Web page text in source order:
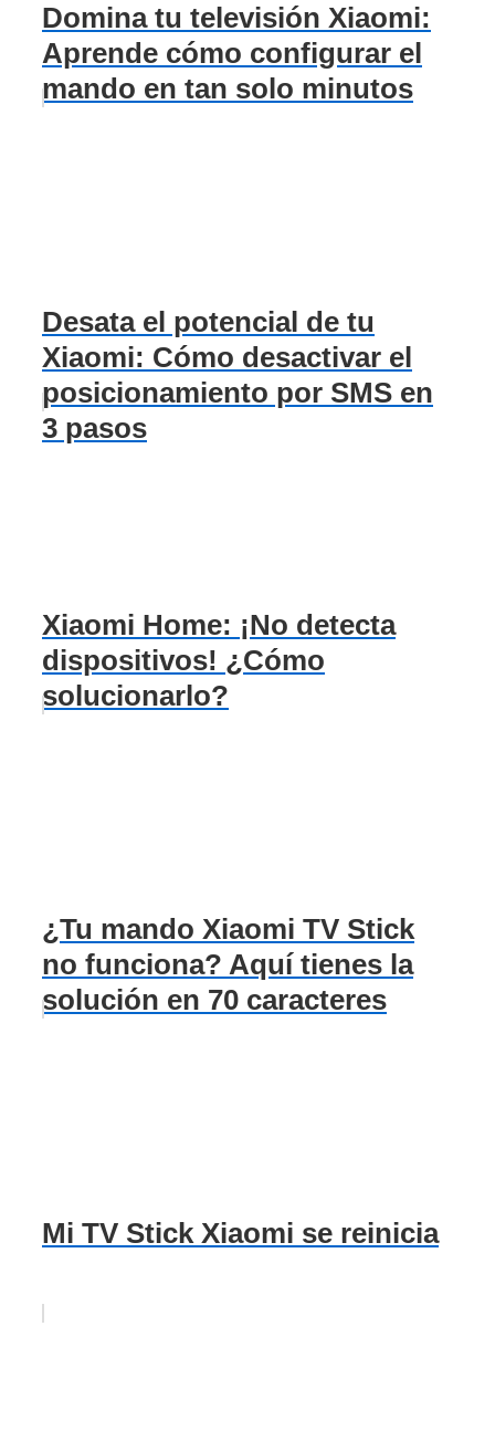
Domina tu televisión Xiaomi:
Aprende cómo configurar el
mando en tan solo minutos
Desata el potencial de tu
Xiaomi: Cómo desactivar el
posicionamiento por SMS en
3 pasos
Xiaomi Home: ¡No detecta
dispositivos! ¿Cómo
solucionarlo?
¿Tu mando Xiaomi TV Stick
no funciona? Aquí tienes la
solución en 70 caracteres
Mi TV Stick Xiaomi se reinicia